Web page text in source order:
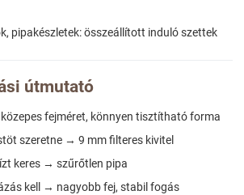
pipakészletek: összeállított induló szettek
útmutató
fejméret, könnyen tisztítható forma
szeretne → 9 mm filteres kivitel
keres → szűrőtlen pipa
kell → nagyobb fej, stabil fogás